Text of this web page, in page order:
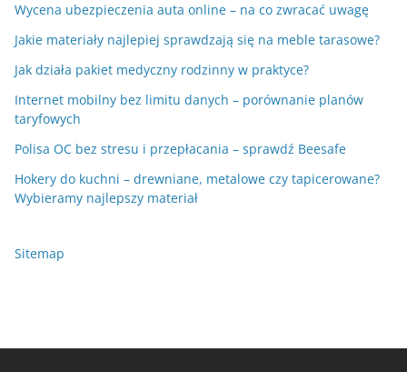
Wycena ubezpieczenia auta online – na co zwracać uwagę
Jakie materiały najlepiej sprawdzają się na meble tarasowe?
Jak działa pakiet medyczny rodzinny w praktyce?
Internet mobilny bez limitu danych – porównanie planów
taryfowych
Polisa OC bez stresu i przepłacania – sprawdź Beesafe
Hokery do kuchni – drewniane, metalowe czy tapicerowane?
Wybieramy najlepszy materiał
Sitemap